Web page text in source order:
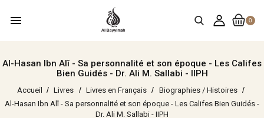
0
menu
Al-Hasan Ibn Alî - Sa personnalité et son époque - Les Califes
Bien Guidés - Dr. Ali M. Sallabi - IIPH
Accueil Livres Livres en Français
Biographies / Histoires
Al-Hasan Ibn Alî - Sa personnalité et son époque - Les Califes Bien Guidés -
Dr. Ali M. Sallabi - IIPH